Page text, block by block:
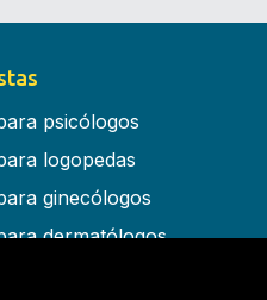
psicólogos
logopedas
ginecólogos
dermatólogos